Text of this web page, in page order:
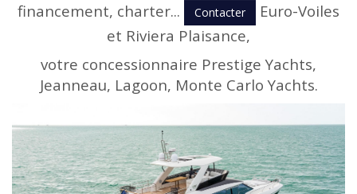
financement, charter...
Contacter
Euro-Voiles
et Riviera Plaisance,
votre concessionnaire Prestige Yachts,
Jeanneau, Lagoon, Monte Carlo Yachts.